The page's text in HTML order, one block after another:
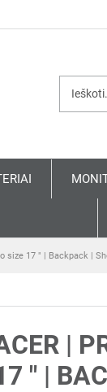
size 17 " | Backpack |
|
" |